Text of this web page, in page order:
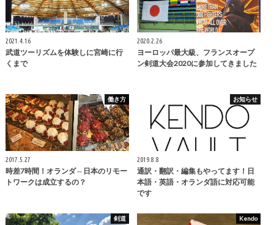
2021.4.16
武道ツーリズムを体験しに宮崎に行
くまで
2020.2.26
ヨーロッパ最大級、フランスオープ
ン剣道大会2020に参加してきました
働き方
2017.5.27
時差7時間！オランダ⇔日本のリモー
トワークは成立するの？
お知らせ
2019.8.8
通訳・翻訳・編集もやってます！日
本語・英語・オランダ語に対応可能
です
剣道 Kendo